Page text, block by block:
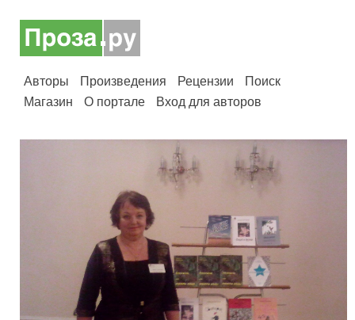
Авторы Произведения Рецензии
Поиск
Магазин
О портале Вход для авторов